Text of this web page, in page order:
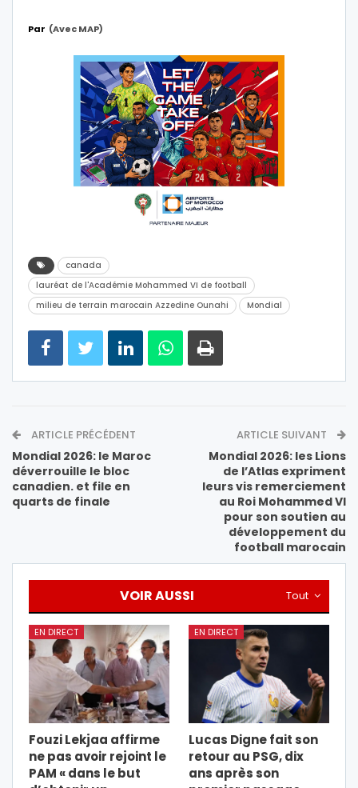
Par (avec MAP)
canada
lauréat de l'Académie Mohammed VI de football
milieu de terrain marocain Azzedine Ounahi
Mondial
ARTICLE PRÉCÉDENT
Mondial 2026: le Maroc
déverrouille le bloc
canadien. et file en
quarts de finale
ARTICLE SUIVANT
Mondial 2026: les Lions
de l’Atlas expriment
leurs vis remerciement
au Roi Mohammed VI
pour son soutien au
développement du
football marocain
Tout
VOIR AUSSI
EN DIRECT
Fouzi Lekjaa affirme
ne pas avoir rejoint le
PAM « dans le but
EN DIRECT
Lucas Digne fait son
retour au PSG, dix
ans après son